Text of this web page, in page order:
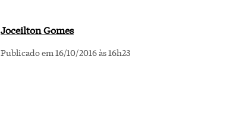
Joceilton Gomes
Publicado em 16/10/2016 às 16h23